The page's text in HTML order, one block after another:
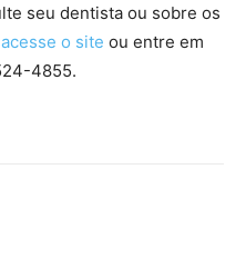
seu dentista ou sobre os
acesse o site ou entre em
4855.